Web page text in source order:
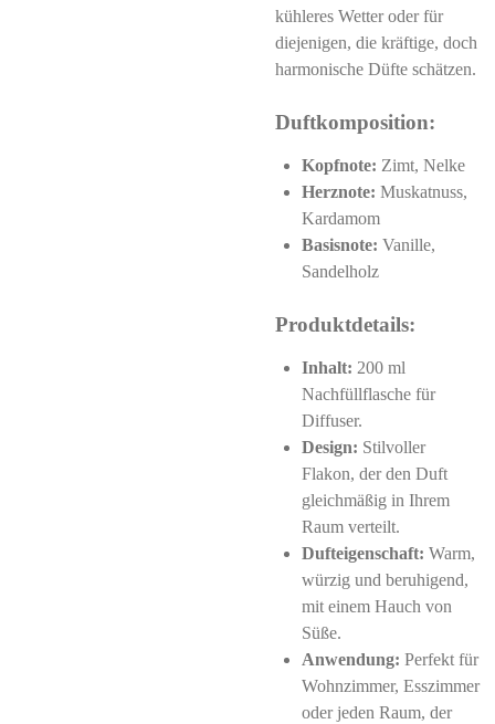
kühleres Wetter oder für
diejenigen, die kräftige, doch
harmonische Düfte schätzen.
Duftkomposition:
Kopfnote: Zimt, Nelke
Herznote: Muskatnuss,
Kardamom
Basisnote: Vanille,
Sandelholz
Produktdetails:
Inhalt: 200 ml
Nachfüllflasche für
Diffuser.
Design: Stilvoller
Flakon, der den Duft
gleichmäßig in Ihrem
Raum verteilt.
Dufteigenschaft: Warm,
würzig und beruhigend,
mit einem Hauch von
Süße.
Anwendung: Perfekt für
Wohnzimmer, Esszimmer
oder jeden Raum, der